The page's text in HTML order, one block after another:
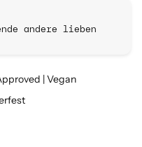
andere lieben
| Vegan